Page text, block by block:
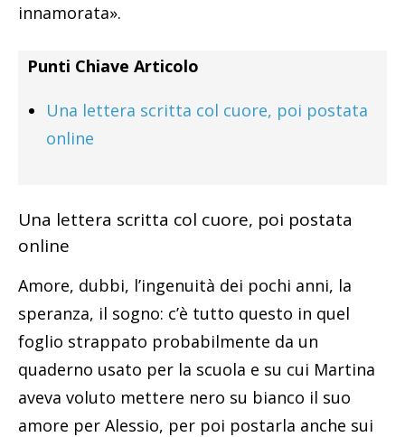
innamorata».
Punti Chiave Articolo
Una lettera scritta col cuore, poi postata
online
Una lettera scritta col cuore, poi postata
online
Amore, dubbi, l’ingenuità dei pochi anni, la
speranza, il sogno: c’è tutto questo in quel
foglio strappato probabilmente da un
quaderno usato per la scuola e su cui Martina
aveva voluto mettere nero su bianco il suo
amore per Alessio, per poi postarla anche sui